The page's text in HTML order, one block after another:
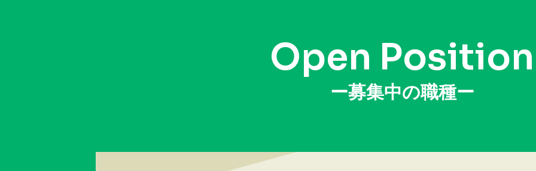
Open Position
ー募集中の職種ー